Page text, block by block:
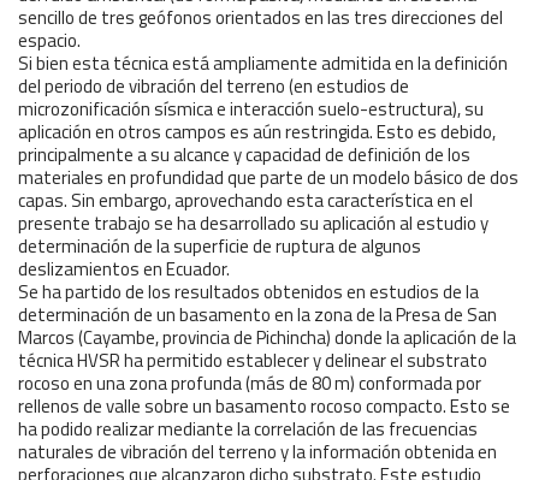
sencillo de tres geófonos orientados en las tres direcciones del
espacio.
Si bien esta técnica está ampliamente admitida en la definición
del periodo de vibración del terreno (en estudios de
microzonificación sísmica e interacción suelo-estructura), su
aplicación en otros campos es aún restringida. Esto es debido,
principalmente a su alcance y capacidad de definición de los
materiales en profundidad que parte de un modelo básico de dos
capas. Sin embargo, aprovechando esta característica en el
presente trabajo se ha desarrollado su aplicación al estudio y
determinación de la superficie de ruptura de algunos
deslizamientos en Ecuador.
Se ha partido de los resultados obtenidos en estudios de la
determinación de un basamento en la zona de la Presa de San
Marcos (Cayambe, provincia de Pichincha) donde la aplicación de la
técnica HVSR ha permitido establecer y delinear el substrato
rocoso en una zona profunda (más de 80 m) conformada por
rellenos de valle sobre un basamento rocoso compacto. Esto se
ha podido realizar mediante la correlación de las frecuencias
naturales de vibración del terreno y la información obtenida en
perforaciones que alcanzaron dicho substrato. Este estudio